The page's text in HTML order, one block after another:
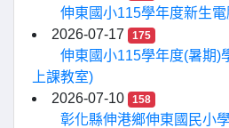
伸東國小115學年度新生
2026-07-17
175
伸東國小115學年度(暑期)
上課教室)
2026-07-10
158
彰化縣伸港鄉伸東國民小